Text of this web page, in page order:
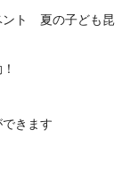
ント 夏の子ども昆
きます